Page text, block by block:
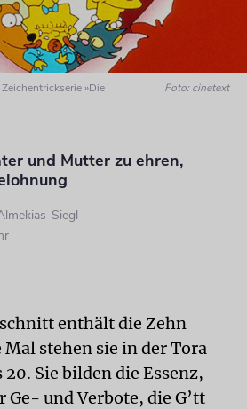
»Die
Foto: cinetext
und Mutter zu ehren,
Siegl
enthält die Zehn
Mal stehen sie in der Tora
20. Sie bilden die Essenz,
Ge- und Verbote, die G’tt